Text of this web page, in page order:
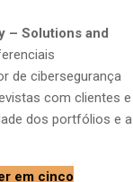
– Solutions and
de cibersegurança
com clientes e
dos portfólios e a
em cinco